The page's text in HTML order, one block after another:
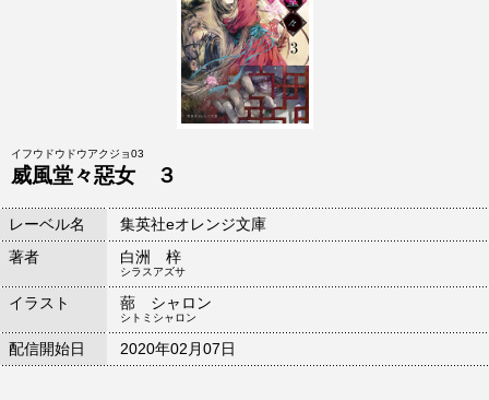
イフウドウドウアクジョ03
威風堂々惡女 ３
レーベル名
集英社eオレンジ文庫
著者
白洲 梓
シラスアズサ
イラスト 蔀 シャロン
シトミシャロン
配信開始日 2020年02月07日